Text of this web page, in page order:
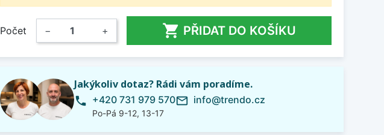
Počet − +  PŘIDAT DO KOŠÍKU
Jakýkoliv dotaz? Rádi vám poradíme.
phone +420 731 979 570
Po-Pá 9-12, 13-17
mail_outline info@trendo.cz